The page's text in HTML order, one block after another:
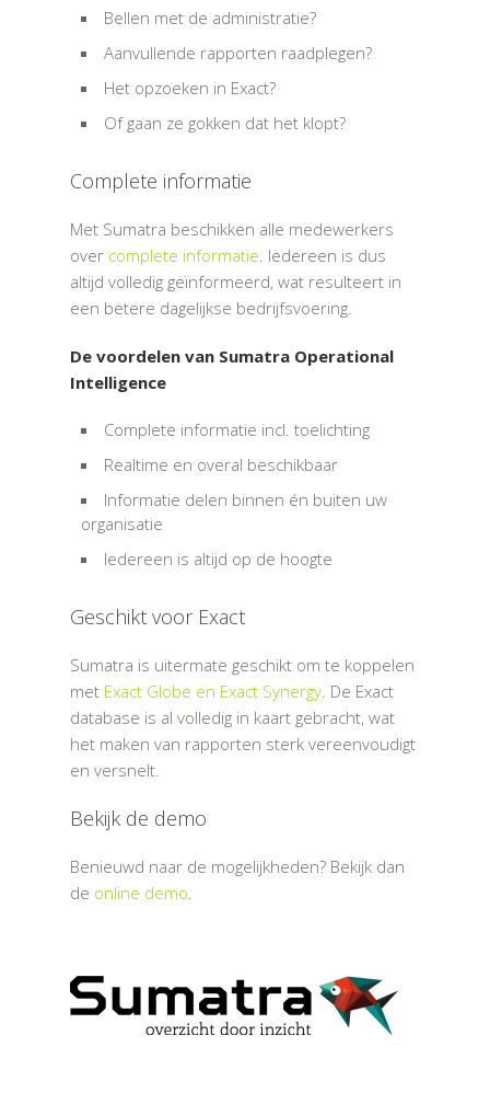
Bellen met de administratie?
Aanvullende rapporten raadplegen?
Het opzoeken in Exact?
Of gaan ze gokken dat het klopt?
Complete informatie
Met Sumatra beschikken alle medewerkers
over complete informatie. Iedereen is dus
altijd volledig geïnformeerd, wat resulteert in
een betere dagelijkse bedrijfsvoering.
De voordelen van Sumatra Operational
Intelligence
Complete informatie incl. toelichting
Realtime en overal beschikbaar
Informatie delen binnen én buiten uw
organisatie
Iedereen is altijd op de hoogte
Geschikt voor Exact
Sumatra is uitermate geschikt om te koppelen
met Exact Globe en Exact Synergy. De Exact
database is al volledig in kaart gebracht, wat
het maken van rapporten sterk vereenvoudigt
en versnelt.
Bekijk de demo
Benieuwd naar de mogelijkheden? Bekijk dan
de online demo.